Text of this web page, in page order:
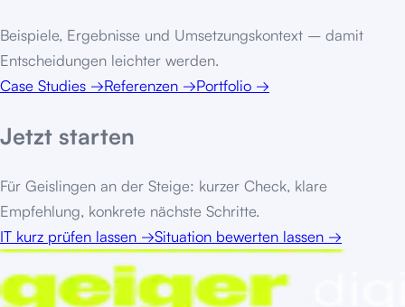
Beispiele, Ergebnisse und Umsetzungskontext – damit
Entscheidungen leichter werden.
Case Studies →Referenzen →Portfolio →
Jetzt starten
Für Geislingen an der Steige: kurzer Check, klare
Empfehlung, konkrete nächste Schritte.
IT kurz prüfen lassen →Situation bewerten lassen →